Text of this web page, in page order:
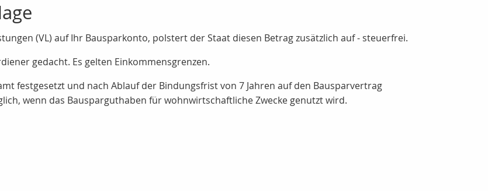
(VL) auf Ihr Bausparkonto, polstert der Staat diesen Betrag zusätzlich auf - steuerfrei.
gedacht. Es gelten Einkommensgrenzen.
festgesetzt und nach Ablauf der Bindungsfrist von 7 Jahren auf den Bausparvertrag
wenn das Bausparguthaben für wohnwirtschaftliche Zwecke genutzt wird.